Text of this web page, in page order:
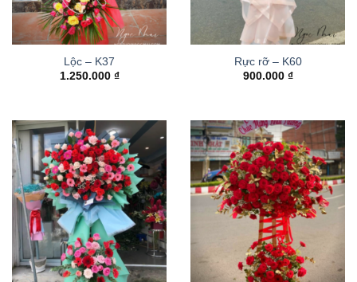
Lộc – K37
1.250.000 ₫
Rực rỡ – K60
900.000 ₫